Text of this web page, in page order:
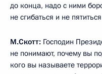
до конца, надо с ними
не сгибаться и не
М.Скотт: Господин
не понимают, почему вы
кого вы называете